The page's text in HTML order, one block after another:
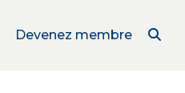
Devenez membre